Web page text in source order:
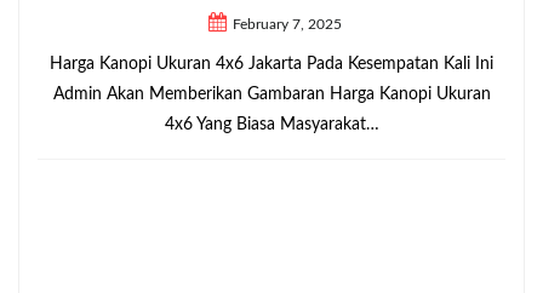
February 7, 2025
Harga Kanopi Ukuran 4x6 Jakarta Pada Kesempatan Kali Ini
Admin Akan Memberikan Gambaran Harga Kanopi Ukuran
4x6 Yang Biasa Masyarakat…